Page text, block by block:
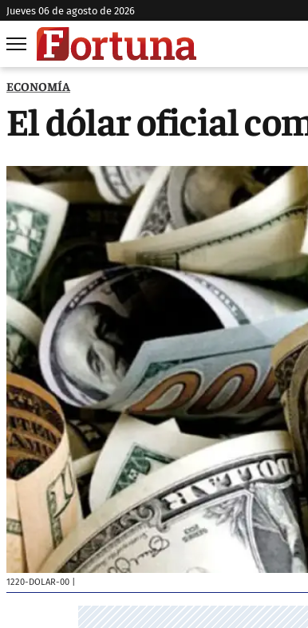
jueves 06 de agosto de 2026
ECONOMÍA
El dólar oficial
1220-DOLAR-00